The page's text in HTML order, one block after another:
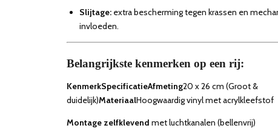
Slijtage: extra bescherming tegen krassen en
invloeden.
Belangrijkste kenmerken op een rij:
KenmerkSpecificatieAfmeting20 x 26 cm (Groot &
duidelijk)MateriaalHoogwaardig vinyl met acrylkleefstof
Montage zelfklevend met luchtkanalen (bellenvrij)